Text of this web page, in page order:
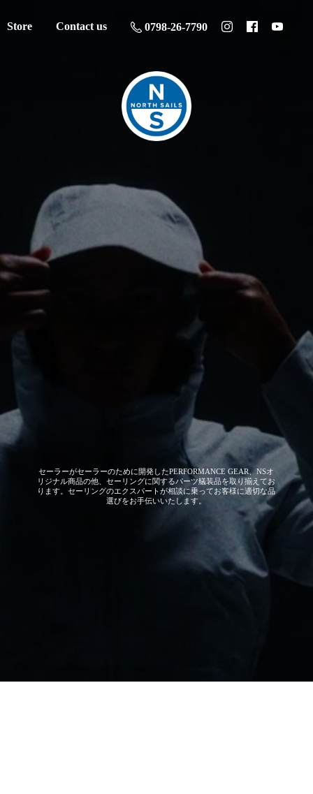
Store Contact us 0798-26-7790
セーラーがセーラーのために開発したPERFORMANCE GEAR、NSオ
リジナル商品の他、セーリングに関するパーツ艤装品を取り揃えてお
ります。セーリングのエクスパートが相談に乗ってお客様に適切な品
選びをお手伝いいたします。